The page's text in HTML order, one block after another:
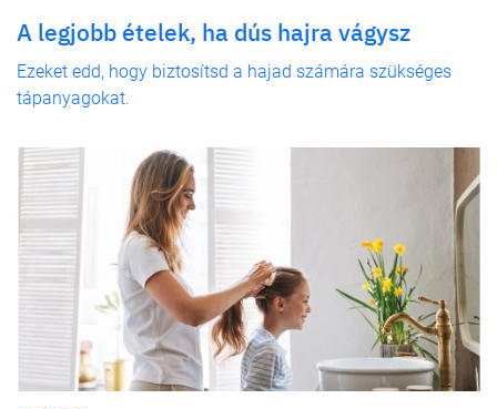
A legjobb ételek, ha dús hajra vágysz
Ezeket edd, hogy biztosítsd a hajad számára szükséges
tápanyagokat.